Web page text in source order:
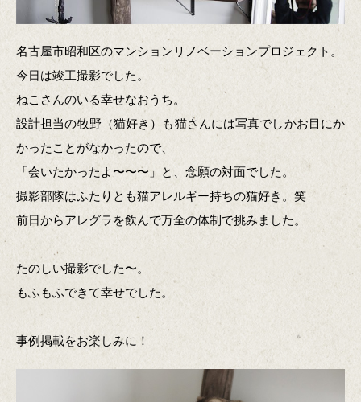
名古屋市昭和区のマンションリノベーションプロジェクト。
今日は竣工撮影でした。
ねこさんのいる幸せなおうち。
設計担当の牧野（猫好き）も猫さんには写真でしかお目にか
かったことがなかったので、
「会いたかったよ〜〜〜」と、念願の対面でした。
撮影部隊はふたりとも猫アレルギー持ちの猫好き。笑
前日からアレグラを飲んで万全の体制で挑みました。
たのしい撮影でした〜。
もふもふできて幸せでした。
事例掲載をお楽しみに！